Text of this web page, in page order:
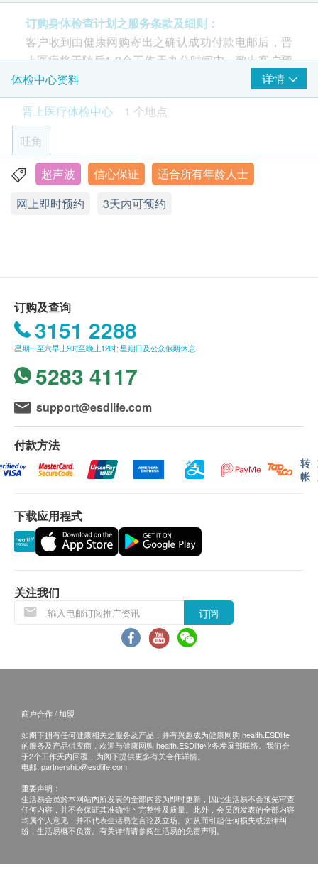
240.0
乳房(女性) 超声波
检查乳房是否有异象，如肿瘤、水瘤、纤维瘤或乳腺增生等。
10% off
765.0
子宫颈超薄细胞检查（液基)
子宫颈超薄细胞检查（液基细胞学）是一种常用于筛查宫颈癌
和癌前病变的检查方法。它与传统的子宫颈细胞学检查相比，
具有更高的敏感性和准确性。
HK$380.0
利用高频音波来制造高解像度影像，以检视脾脏，胰脏及肾脏
10% off
765.0
同型半胱氨酸: 同型半胱氨酸（Homocysteine）是一种氨基
酸，其浓度可以用于评估心血管疾病的风险。高水平的同型半
胱氨酸与冠心病、脑卒中、外周动脉疾病等心血管疾病的发生
有关。
凝血酵素原时间: 使用来评估患者的凝血功能和出血症状。
部份凝血素时间: 部分凝血素时间（APTT）是一种血液凝固功
能的检查指标。医生会通过混合患者的血液和化学物质来测量
D二元体: D-二聚体（D-dimer）是一种血液中的蛋白质分子，
可以用于判断血液凝固和纤维蛋白溶解的异常情况。它可以用
于诊断和评估血栓性疾病、某些肿瘤和感染等疾病。
11% off
肝胆超声波
用于检测肝脏和胆囊的疾病，例如肝硬化、胆囊炎、脂肪肝或
765.0
甲胎蛋白(肝脏)-AFP
检验肝癌肿瘤的指标
10% off
HK$342.0 HK$380
人类乳突病毒 HPV-DNA
检查有否感染HPV病毒，评估造成病变风险 (只限有性经验女
性)。
HK$750.0
颈动脉超声波
订购身体检查计划之服务条款及细则：
客户收到由健康网购寄出之确认成功付款电邮后，晋
上医疗将于随后1-2个工作天办公时间内，致电客户预
约身体检查的时间及地点。客户亦可致电查询或在订
单确认后一个工作天致电该中心预约 (电话：3708
1825)。
使用长者医疗券
如希望使用长者医疗券进行支付，请在订购前先联络
健康网购，以便我们为您做出相应的安排。
本身体检查计划有效期为一年,客户必须于一年内(由
确认付款日期起计)接受有关检查,逾期作废。
疫苗注射均由注册医生/医护人员负责注射程序 此项交
易必须经医生评估是否适合进行疫苗注射。 如医生认
为不适合注射疫苗,将取消此计划的服务,全数费用退
报告
进行健康检查后，一般情况下，需大概7个工作天跟
进检查报告， 工作天不包括星期六、日及公众假期。
轮侯报告讲解时间会因应不同情况(如个别化验项目所
A. 本地客户:
(1) 亲身领取：亲身前往检验中心
(3) 电话讲解报告(邮寄报告)
星期一至六-下午 3pm - 6:30pm
c.海外收取$100邮费
(1) 亲身领取:亲身前往检验中心
(2) 顺丰速递报告 (客人另回电听取报告)
运费客人到付自理
体检中心资料
详情
晋上医疗体检中心
1 个地点
旺角
九龙旺角弥敦道678号华侨商业中心14楼B室
显示地图
超声波 信心保证
适合所有年龄人士
网上即时预约
3天内可预约
订购及查询
3151 2288
星期一至六早上9时至晚上12时; 星期日及公众假期休息
5283 4117
support@esdlife.com
付款方法
转
帐
下载应用程式
关注我们
订阅
商户合作 / 加盟
如阁下拥有任何健康相关之服务及产品，并有兴趣成为健康网购 health.ESDlife
的服务及产品供应商，欢迎与健康网购 health.ESDlife业务发展部联络。我们会
于2个工作天内回覆，为阁下提供更多有关合作详情。
电邮: partnership@esdlife.com
重要声明：
生活易会员於本网站内所发表的全部内容为即时更新，因此生活易不会预先审查
任何内容，并不会保证其准确性丶完整性及质量。此外，会员所发表的全部内容
均属个人意见，并不代表生活易之言论及立场。如从而引起任何损失或法律纠
纷，生活易概不负责。有关详情请参阅生活易的免责声明。